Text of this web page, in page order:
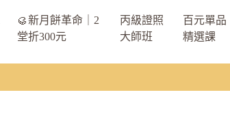
🥮新月餅革命｜2
堂折300元
丙級證照
大師班
百元單品
精選課